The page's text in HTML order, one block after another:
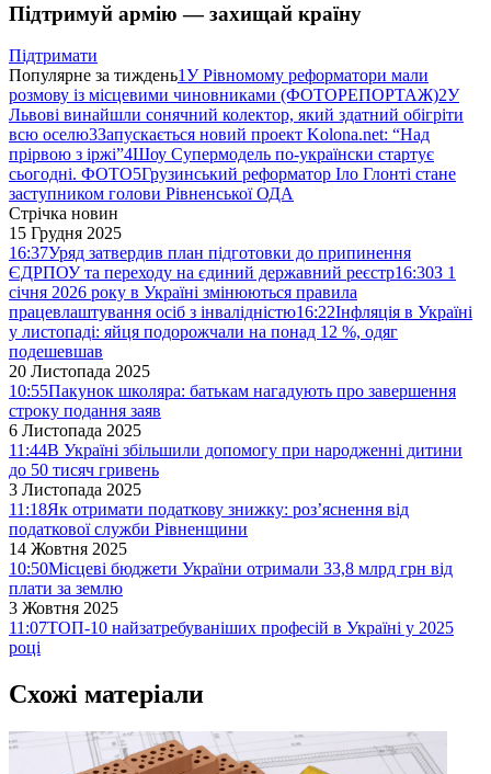
Підтримуй армію — захищай країну
Підтримати
Популярне за тиждень1У Рівномому реформатори мали
розмову із місцевими чиновниками (ФОТОРЕПОРТАЖ)2У
Львові винайшли сонячний колектор, який здатний обігріти
всю оселю3Запускається новий проект Kolona.net: “Над
прірвою з іржі”4Шоу Супермодель по-українски стартує
сьогодні. ФОТО5Грузинський реформатор Іло Глонті стане
заступником голови Рівненської ОДА
Стрічка новин
15 Грудня 2025
16:37Уряд затвердив план підготовки до припинення
ЄДРПОУ та переходу на єдиний державний реєстр16:30З 1
січня 2026 року в Україні змінюються правила
працевлаштування осіб з інвалідністю16:22Інфляція в Україні
у листопаді: яйця подорожчали на понад 12 %, одяг
подешевшав
20 Листопада 2025
10:55Пакунок школяра: батькам нагадують про завершення
строку подання заяв
6 Листопада 2025
11:44В Україні збільшили допомогу при народженні дитини
до 50 тисяч гривень
3 Листопада 2025
11:18Як отримати податкову знижку: роз’яснення від
податкової служби Рівненщини
14 Жовтня 2025
10:50Місцеві бюджети України отримали 33,8 млрд грн від
плати за землю
3 Жовтня 2025
11:07ТОП-10 найзатребуваніших професій в Україні у 2025
році
Схожі матеріали